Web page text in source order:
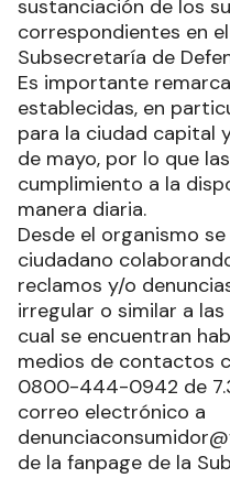
sustanciación de los
correspondientes en
Subsecretaría de
Es importante
establecidas, en
para la ciudad capital
de mayo, por lo que
cumplimiento a la
manera diaria.
Desde el organismo
ciudadano
reclamos y/o
irregular o similar a
cual se encuentran
medios de contactos
0800-444-0942 de
correo electrónico a
de la fanpage de la